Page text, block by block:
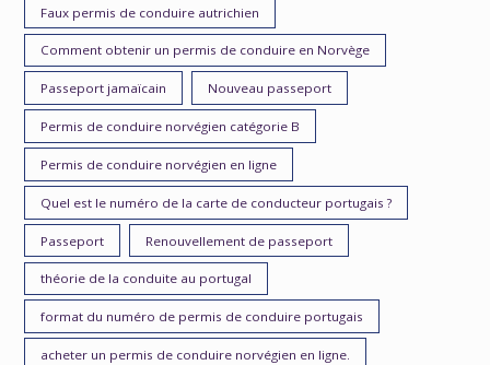
Faux permis de conduire autrichien
Comment obtenir un permis de conduire en Norvège
Passeport jamaïcain Nouveau passeport
Permis de conduire norvégien catégorie B
Permis de conduire norvégien en ligne
Quel est le numéro de la carte de conducteur portugais ?
Passeport Renouvellement de passeport
théorie de la conduite au portugal
format du numéro de permis de conduire portugais
acheter un permis de conduire norvégien en ligne.